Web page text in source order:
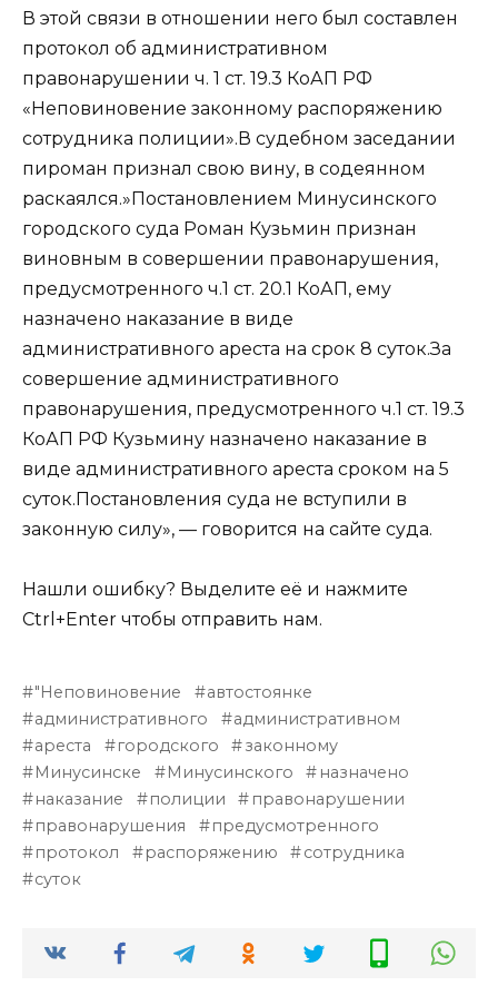
В этой связи в отношении него был составлен
протокол об административном
правонарушении ч. 1 ст. 19.3 КоАП РФ
«Неповиновение законному распоряжению
сотрудника полиции».В судебном заседании
пироман признал свою вину, в содеянном
раскаялся.»Постановлением Минусинского
городского суда Роман Кузьмин признан
виновным в совершении правонарушения,
предусмотренного ч.1 ст. 20.1 КоАП, ему
назначено наказание в виде
административного ареста на срок 8 суток.За
совершение административного
правонарушения, предусмотренного ч.1 ст. 19.3
КоАП РФ Кузьмину назначено наказание в
виде административного ареста сроком на 5
суток.Постановления суда не вступили в
законную силу», — говорится на сайте суда.
Нашли ошибку? Выделите её и нажмите
Ctrl+Enter чтобы отправить нам.
"Неповиновение
автостоянке
административного
административном
ареста
городского
законному
Минусинске
Минусинского
назначено
наказание
полиции
правонарушении
правонарушения
предусмотренного
протокол
распоряжению
сотрудника
суток